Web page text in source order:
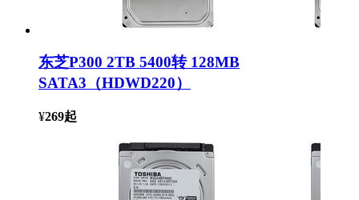
东芝P300 2TB 5400转 128MB
SATA3（HDWD220）
¥269起